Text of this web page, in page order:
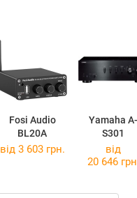
Fosi Audio
BL20A
Yamaha A-
S301
від 3 603 грн.
від
20 646